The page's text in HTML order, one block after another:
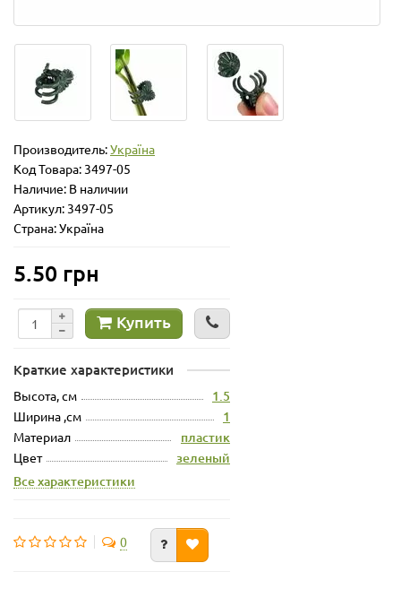
Производитель:Україна
Код Товара: 3497-05
Наличие: В наличии
Артикул: 3497-05
Страна: Україна
5.50 грн
Купить
Краткие характеристики
Высота, см 1.5
Ширина ,см 1
Материал пластик
Цвет
зеленый
Все характеристики
0